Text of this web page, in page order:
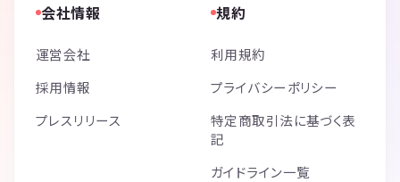
会社情報
運営会社
採用情報
プレスリリース
規約
利用規約
プライバシーポリシー
特定商取引法に基づく表
記
ガイドライン一覧